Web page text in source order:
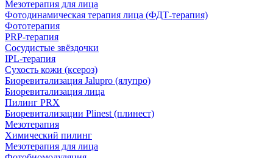
Мезотерапия для лица
Фотодинамическая терапия лица (ФДТ-терапия)
Фототерапия
PRP-терапия
Сосудистые звёздочки
IPL‑терапия
Сухость кожи (ксероз)
Биоревитализация Jalupro (ялупро)
Биоревитализация лица
Пилинг PRX
Биоревитализации Plinest (плинест)
Мезотерапия
Химический пилинг
Мезотерапия для лица